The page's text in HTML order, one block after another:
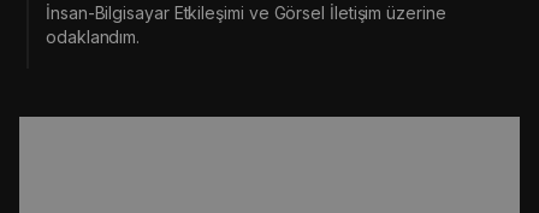
İnsan-Bilgisayar Etkileşimi ve Görsel İletişim üzerine
odaklandım.